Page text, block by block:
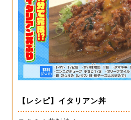
【レシピ】イタリアン丼